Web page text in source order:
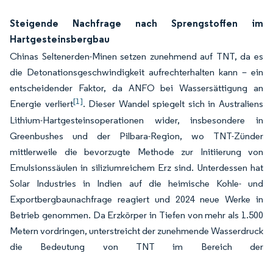
Steigende Nachfrage nach Sprengstoffen im
Hartgesteinsbergbau
Chinas Seltenerden-Minen setzen zunehmend auf TNT, da es
die Detonationsgeschwindigkeit aufrechterhalten kann – ein
entscheidender Faktor, da ANFO bei Wassersättigung an
Energie verliert[1]. Dieser Wandel spiegelt sich in Australiens
Lithium-Hartgesteinsoperationen wider, insbesondere in
Greenbushes und der Pilbara-Region, wo TNT-Zünder
mittlerweile die bevorzugte Methode zur Initiierung von
Emulsionssäulen in siliziumreichem Erz sind. Unterdessen hat
Solar Industries in Indien auf die heimische Kohle- und
Exportbergbaunachfrage reagiert und 2024 neue Werke in
Betrieb genommen. Da Erzkörper in Tiefen von mehr als 1.500
Metern vordringen, unterstreicht der zunehmende Wasserdruck
die Bedeutung von TNT im Bereich der